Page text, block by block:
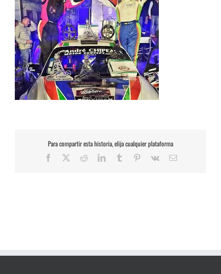
Para compartir esta historia, elija cualquier plataforma
Facebook RedditLinkedInTumblr Pinterest
Vk
Correo